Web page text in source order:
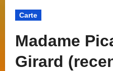
Carte
Madame
Girard